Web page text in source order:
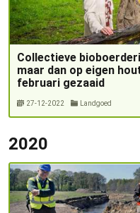
Collectieve
maar dan op eigen
februari gezaaid
27-12-2022 Landgoed
2020